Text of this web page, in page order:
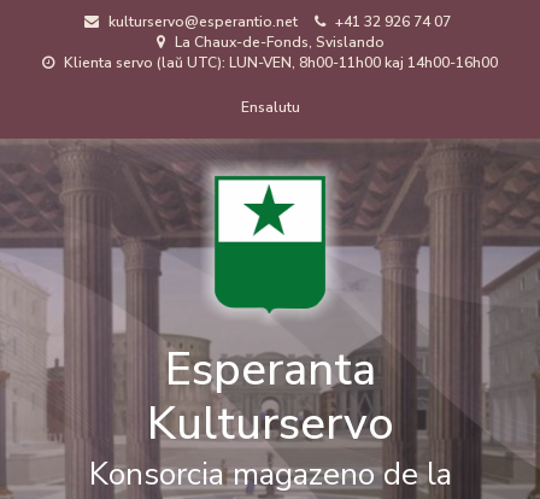
kulturservo@esperantio.net
+41 32 926 74 07
La Chaux-de-Fonds, Svislando
Klienta servo (laŭ UTC): LUN-VEN, 8h00-11h00 kaj 14h00-16h00
de
uzanto
Ensalutu
Esperanta
Kulturservo
Konsorcia magazeno de la